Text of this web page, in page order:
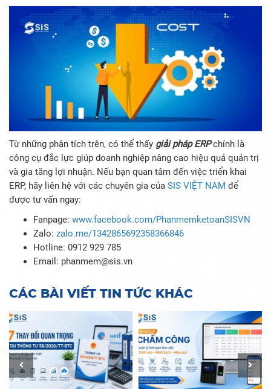
Từ những phân tích trên, có thể thấy giải pháp ERPchính là
công cụ đắc lực giúp doanh nghiệp nâng cao hiệu quả quản trị
và gia tăng lợi nhuận. Nếu bạn quan tâm đến việc triển khai
ERP, hãy liên hệ với các chuyên gia của SIS VIỆT NAM để
được tư vấn ngay:
Fanpage: www.facebook.com/PhanmemketoanSISVN
Zalo: zalo.me/1342865692358366846
Hotline: 0912 929 785
Email: phanmem@sis.vn
CÁC BÀI VIẾT TIN TỨC KHÁC